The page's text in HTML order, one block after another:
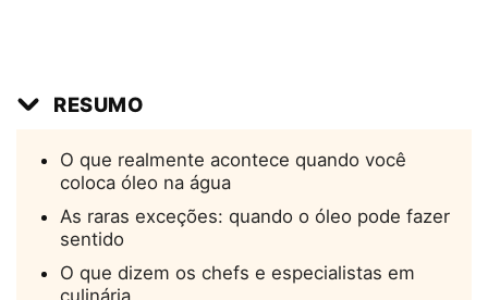
RESUMO
O que realmente acontece quando você
coloca óleo na água
As raras exceções: quando o óleo pode fazer
sentido
O que dizem os chefs e especialistas em
culinária